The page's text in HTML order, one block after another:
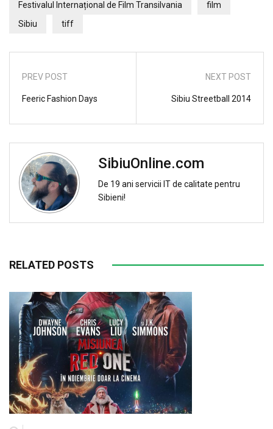
Festivalul Internațional de Film Transilvania
film
Sibiu
tiff
PREV POST
Feeric Fashion Days
NEXT POST
Sibiu Streetball 2014
SibiuOnline.com
De 19 ani servicii IT de calitate pentru
Sibieni!
RELATED POSTS